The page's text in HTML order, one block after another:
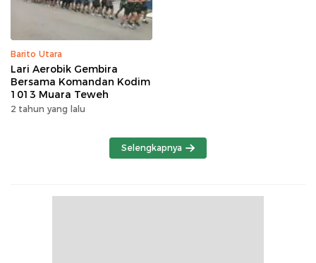
Barito Utara
Lari Aerobik Gembira
Bersama Komandan Kodim
1013 Muara Teweh
2 tahun yang lalu
Selengkapnya